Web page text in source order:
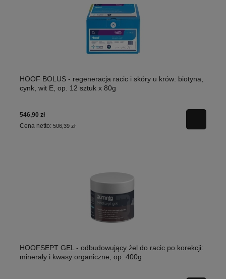
HOOF BOLUS - regeneracja racic i skóry u krów: biotyna,
cynk, wit E, op. 12 sztuk x 80g
546,90 zł
Cena netto: 506,39 zł
HOOFSEPT GEL - odbudowujący żel do racic po korekcji:
minerały i kwasy organiczne, op. 400g